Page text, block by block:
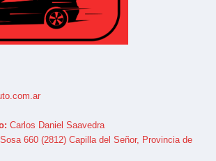
Carlos Daniel Saavedra
660 (2812) Capilla del Señor, Provincia de